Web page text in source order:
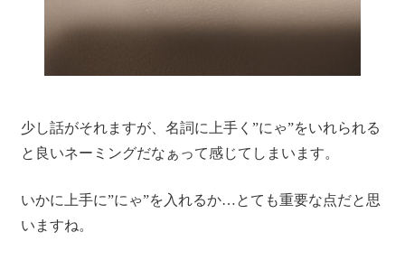
少し話がそれますが、名詞に上手く”にゃ”をいれられる
と良いネーミングだなぁって感じてしまいます。
いかに上手に”にゃ”を入れるか…とても重要な点だと思
いますね。